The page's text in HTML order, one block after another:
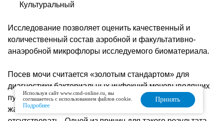
Культуральный
Исследование позволяет оценить качественный и
количественный состав аэробной и факультативно-
анаэробной микрофлоры исследуемого биоматериала.
Посев мочи считается «золотым стандартом» для
диагностики бактериальных инфекций мочевыводящих
путей. В ряде случаев, при наличии объективных
жалоб, рост микроорганизмов на среде может
Используя сайт www.cmd-online.ru, вы
соглашаетесь с использованием файлов cookie.
Подробнее
Принять